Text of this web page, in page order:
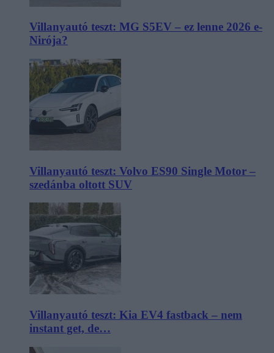
Villanyautó teszt: MG S5EV – ez lenne 2026 e-
Nirója?
Villanyautó teszt: Volvo ES90 Single Motor –
szedánba oltott SUV
Villanyautó teszt: Kia EV4 fastback – nem
instant get, de…